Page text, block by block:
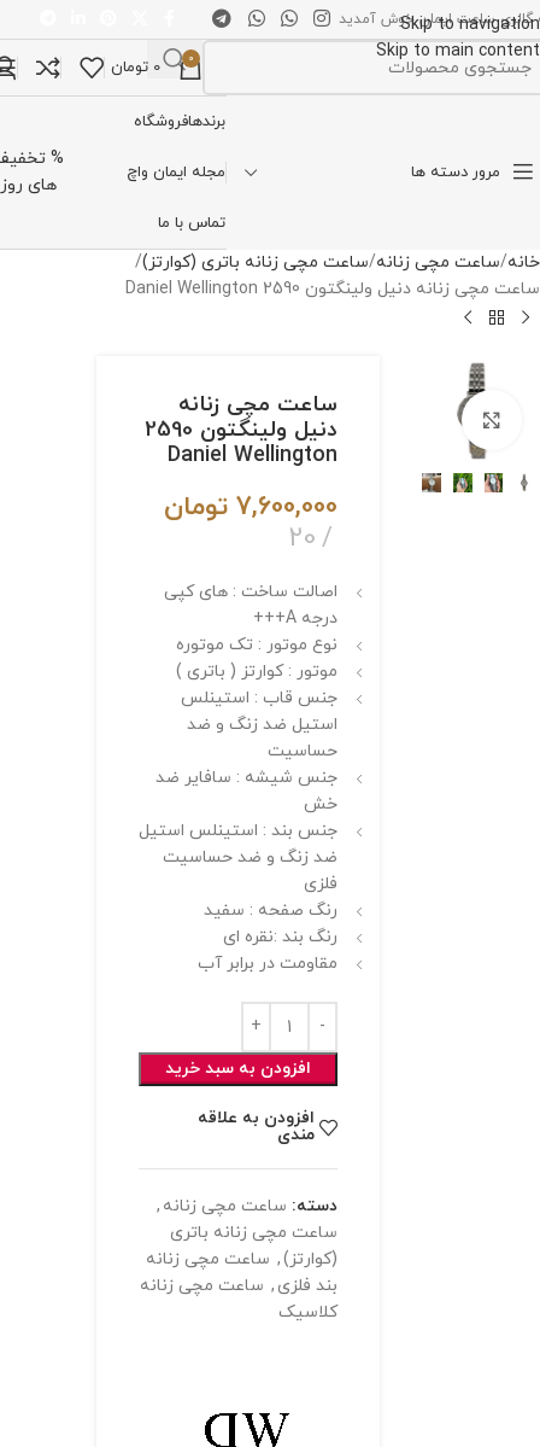
Skip to navigation
Skip to main content
گالری ساعت ایمان خوش آمدید
0
0 تومان
مرور دسته ها
برندهافروشگاه
مجله ایمان واچ
تماس با ما
%
های روز
خانه ساعت مچی زنانه ساعت مچی زنانه باتری (کوارتز)
ساعت مچی زنانه دنیل ولینگتون 2590 Daniel Wellington
برای بزرگنمایی کلیک کنیدساعت مچی زنانه
دنیل ولینگتون 2590
Daniel Wellington
7,600,000 تومان
20
اصالت ساخت : های کپی
درجه A+++
نوع موتور : تک موتوره
موتور : کوارتز ( باتری )
جنس قاب : استینلس
استیل ضد زنگ و ضد
حساسیت
جنس شیشه : سافایر ضد
خش
جنس بند : استینلس استیل
ضد زنگ و ضد حساسیت
فلزی
رنگ صفحه : سفید
رنگ بند :نقره ای
مقاومت در برابر آب
افزودن به سبد خرید
افزودن به علاقه
مندی
دسته: ساعت مچی زنانه ,
ساعت مچی زنانه باتری
(کوارتز), ساعت مچی زنانه
بند فلزی , ساعت مچی زنانه
کلاسیک